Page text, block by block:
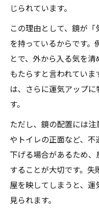
じられています。
この理由として、鏡が
を持っているからです
とで、外から入る気を
もたらすと言われてい
は、さらに運気アップ
す。
ただし、鏡の配置には
やトイレの正面など、
下げる場合があるため
することが大切です。
屋を映してしまうと、
見られます。